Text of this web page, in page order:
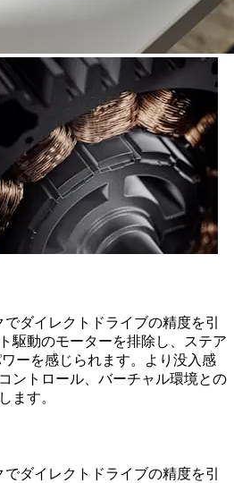
ダイレクトドライブの精度を引
駆動のモーターを排除し、ステア
ーを感じられます。より没入感
ントロール、バーチャル環境との
ます。
ダイレクトドライブの精度を引